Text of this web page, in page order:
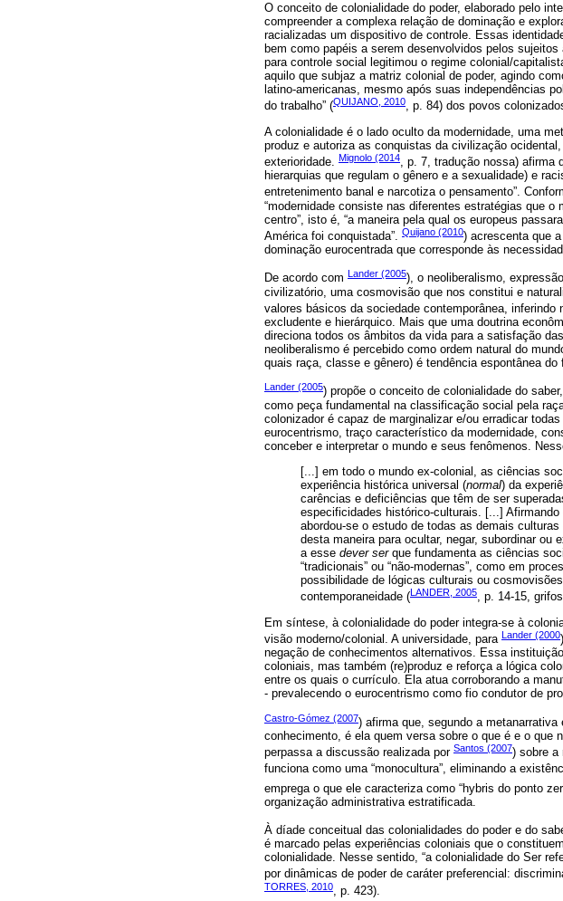
O conceito de colonialidade do poder, elaborado pelo
compreender a complexa relação de dominação e
racializadas um dispositivo de controle. Essas
bem como papéis a serem desenvolvidos pelos
para controle social legitimou o regime colonial/
aquilo que subjaz a matriz colonial de poder, agindo
latino-americanas, mesmo após suas independências
do trabalho” (QUIJANO, 2010, p. 84) dos povos
A colonialidade é o lado oculto da modernidade, uma
produz e autoriza as conquistas da civilização
exterioridade. Mignolo (2014, p. 7, tradução nossa) afirma
hierarquias que regulam o gênero e a sexualidade) e
entretenimento banal e narcotiza o pensamento”.
“modernidade consiste nas diferentes estratégias que
centro”, isto é, “a maneira pela qual os europeus
América foi conquistada”.
Quijano (2010) acrescenta que
dominação eurocentrada que corresponde às
De acordo com Lander (2005), o neoliberalismo,
civilizatório, uma cosmovisão que nos constitui e
valores básicos da sociedade contemporânea, inferindo
excludente e hierárquico. Mais que uma doutrina
direciona todos os âmbitos da vida para a satisfação
neoliberalismo é percebido como ordem natural do
quais raça, classe e gênero) é tendência espontânea
Lander (2005) propõe o conceito de colonialidade do
como peça fundamental na classificação social pela
colonizador é capaz de marginalizar e/ou erradicar
eurocentrismo, traço característico da modernidade,
conceber e interpretar o mundo e seus fenômenos.
[...] em todo o mundo ex-colonial, as ciências
experiência histórica universal (normal) da
carências e deficiências que têm de ser
especificidades histórico-culturais. [...]
abordou-se o estudo de todas as demais
desta maneira para ocultar, negar, subordinar ou
a esse dever serque fundamenta as ciências
“tradicionais” ou “não-modernas”, como em
possibilidade de lógicas culturais ou
contemporaneidade (LANDER, 2005, p. 14-15,
Em síntese, à colonialidade do poder integra-se à
visão moderno/colonial. A universidade, para Lander (2000
negação de conhecimentos alternativos. Essa
coloniais, mas também (re)produz e reforça a lógica
entre os quais o currículo. Ela atua corroborando a
- prevalecendo o eurocentrismo como fio condutor de
Castro-Gómez (2007) afirma que, segundo a
conhecimento, é ela quem versa sobre o que é e o
perpassa a discussão realizada por Santos (2007) sobre a
funciona como uma “monocultura”, eliminando a
emprega o que ele caracteriza como “hybris do ponto
organização administrativa estratificada.
À díade conceitual das colonialidades do poder e do
é marcado pelas experiências coloniais que o
colonialidade. Nesse sentido, “a colonialidade do Ser
por dinâmicas de poder de caráter preferencial:
TORRES, 2010, p. 423).